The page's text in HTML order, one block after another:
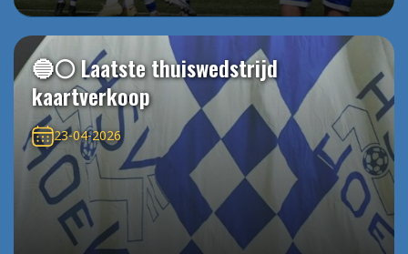
🔵⚪️ Laatste thuiswedstrijd
kaartverkoop
23-04-2026